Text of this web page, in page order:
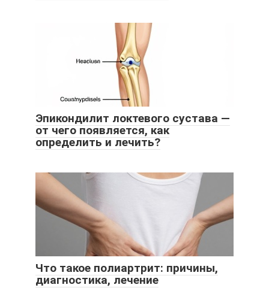
Эпикондилит локтевого сустава —
от чего появляется, как
определить и лечить?
Что такое полиартрит: причины,
диагностика, лечение